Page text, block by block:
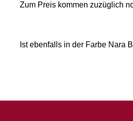
Zum Preis kommen zuzüglich
Ist ebenfalls in der Farbe Nara